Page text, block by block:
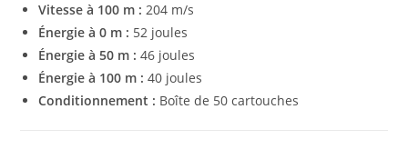
Vitesse à 100 m : 204 m/s
Énergie à 0 m : 52 joules
Énergie à 50 m : 46 joules
Énergie à 100 m : 40 joules
Conditionnement : Boîte de 50 cartouches